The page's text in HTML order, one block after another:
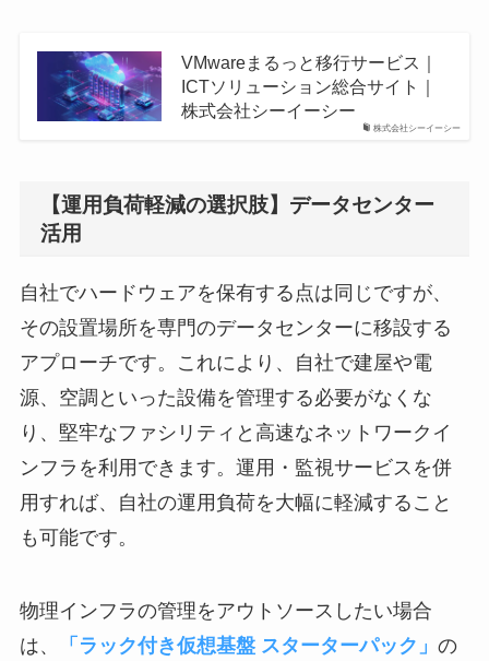
株式会社シーイーシー
VMwareまるっと移行サービス｜
ICTソリューション総合サイト｜
株式会社シーイーシー
【運用負荷軽減の選択肢】データセンター
活用
自社でハードウェアを保有する点は同じですが、
その設置場所を専門のデータセンターに移設する
アプローチです。これにより、自社で建屋や電
源、空調といった設備を管理する必要がなくな
り、堅牢なファシリティと高速なネットワークイ
ンフラを利用できます。運用・監視サービスを併
用すれば、自社の運用負荷を大幅に軽減すること
も可能です。
物理インフラの管理をアウトソースしたい場合
は、
「ラック付き仮想基盤 スターターパック」 の